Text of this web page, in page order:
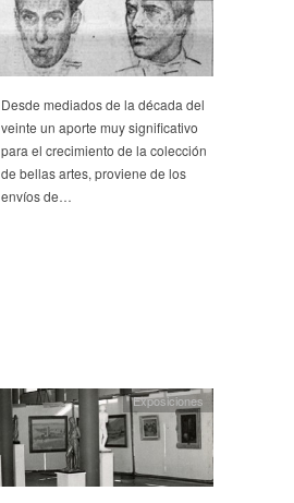
Desde mediados de la década del
veinte un aporte muy significativo
para el crecimiento de la colección
de bellas artes, proviene de los
envíos de…
Exposiciones